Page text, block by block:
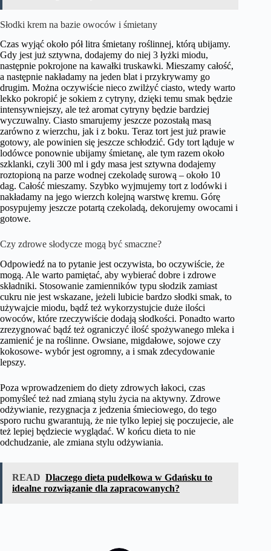
Słodki krem na bazie owoców i śmietany
Czas wyjąć około pół litra śmietany roślinnej, którą ubijamy.
Gdy jest już sztywna, dodajemy do niej 3 łyżki miodu,
następnie pokrojone na kawałki truskawki. Mieszamy całość,
a następnie nakładamy na jeden blat i przykrywamy go
drugim. Można oczywiście nieco zwilżyć ciasto, wtedy warto
lekko pokropić je sokiem z cytryny, dzięki temu smak będzie
intensywniejszy, ale też aromat cytryny będzie bardziej
wyczuwalny. Ciasto smarujemy jeszcze pozostałą masą
zarówno z wierzchu, jak i z boku. Teraz tort jest już prawie
gotowy, ale powinien się jeszcze schłodzić. Gdy tort ląduje w
lodówce ponownie ubijamy śmietanę, ale tym razem około
szklanki, czyli 300 ml i gdy masa jest sztywna dodajemy
roztopioną na parze wodnej czekoladę surową – około 10
dag. Całość mieszamy. Szybko wyjmujemy tort z lodówki i
nakładamy na jego wierzch kolejną warstwę kremu. Górę
posypujemy jeszcze potartą czekoladą, dekorujemy owocami i
gotowe.
Czy zdrowe słodycze mogą być smaczne?
Odpowiedź na to pytanie jest oczywista, bo oczywiście, że
mogą. Ale warto pamiętać, aby wybierać dobre i zdrowe
składniki. Stosowanie zamienników typu słodzik zamiast
cukru nie jest wskazane, jeżeli lubicie bardzo słodki smak, to
używajcie miodu, bądź też wykorzystujcie duże ilości
owoców, które rzeczywiście dodają słodkości. Ponadto warto
zrezygnować bądź też ograniczyć ilość spożywanego mleka i
zamienić je na roślinne. Owsiane, migdałowe, sojowe czy
kokosowe- wybór jest ogromny, a i smak zdecydowanie
lepszy.
Poza wprowadzeniem do diety zdrowych łakoci, czas
pomyśleć też nad zmianą stylu życia na aktywny. Zdrowe
odżywianie, rezygnacja z jedzenia śmieciowego, do tego
sporo ruchu gwarantują, że nie tylko lepiej się poczujecie, ale
też lepiej będziecie wyglądać. W końcu dieta to nie
odchudzanie, ale zmiana stylu odżywiania.
READ Dlaczego dieta pudełkowa w Gdańsku to
idealne rozwiązanie dla zapracowanych?